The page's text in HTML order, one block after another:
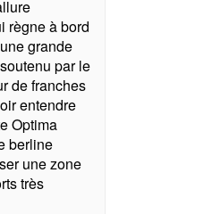
règne à bord
grande
par le
de franches
entendre
Optima
berline
une zone
très